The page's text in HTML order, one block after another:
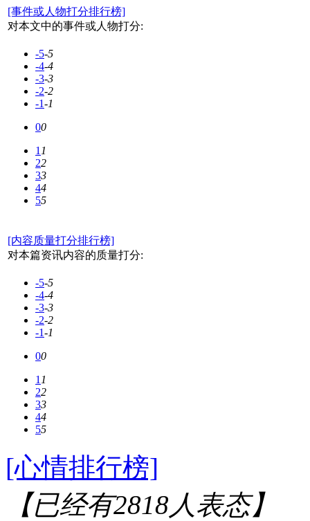
[事件或人物打分排行榜]
对本文中的事件或人物打分:
-5-5
-4-4
-3-3
-2-2
-1-1
00
11
22
33
44
55
[内容质量打分排行榜]
对本篇资讯内容的质量打分:
-5-5
-4-4
-3-3
-2-2
-1-1
00
11
22
33
44
55
[心情排行榜]
【已经有2818人表态】